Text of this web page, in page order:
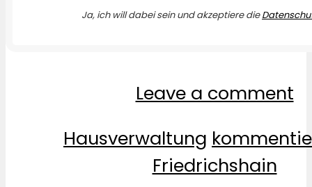
Ja, ich will dabei sein und akzeptiere die
Leave a comment
Hausverwaltung
Friedrichshain